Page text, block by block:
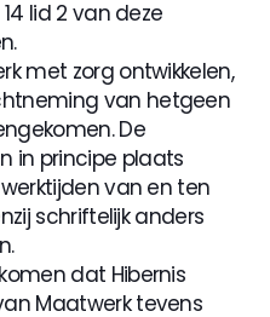
lid 2 van deze
met zorg ontwikkelen,
van hetgeen
De
in principe plaats
van en ten
schriftelijk anders
dat Hibernis
Maatwerk tevens